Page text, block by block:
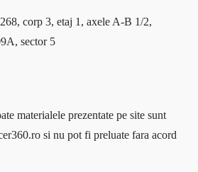
corp 3, etaj 1, axele A-B 1/2,
sector 5
materialele prezentate pe site sunt
si nu pot fi preluate fara acord